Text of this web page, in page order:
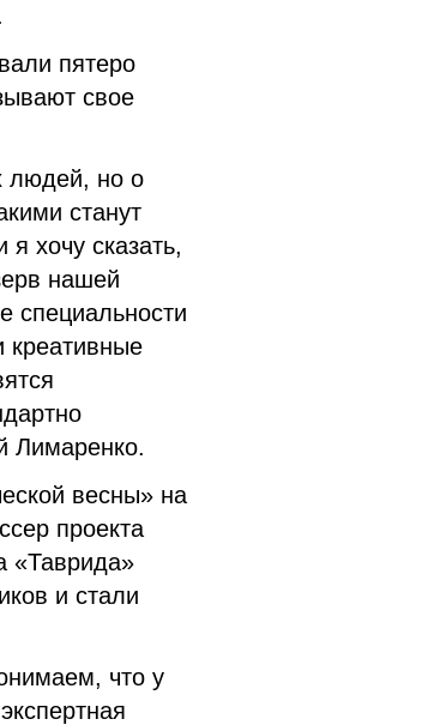
пятеро
свое
людей, но о
станут
хочу сказать,
нашей
специальности
креативные
Лимаренко.
весны» на
проекта
«Таврида»
и стали
что у